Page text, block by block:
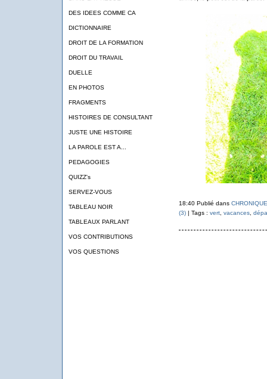
DES IDEES COMME CA
DICTIONNAIRE
DROIT DE LA FORMATION
DROIT DU TRAVAIL
DUELLE
EN PHOTOS
FRAGMENTS
HISTOIRES DE CONSULTANT
JUSTE UNE HISTOIRE
LA PAROLE EST A...
PEDAGOGIES
QUIZZ's
SERVEZ-VOUS
TABLEAU NOIR
TABLEAUX PARLANT
VOS CONTRIBUTIONS
VOS QUESTIONS
18:40 Publié dans
(3)| Tags : vert, vacances,